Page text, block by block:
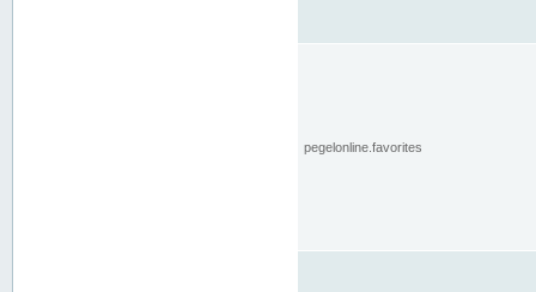
pegelonline.favorites